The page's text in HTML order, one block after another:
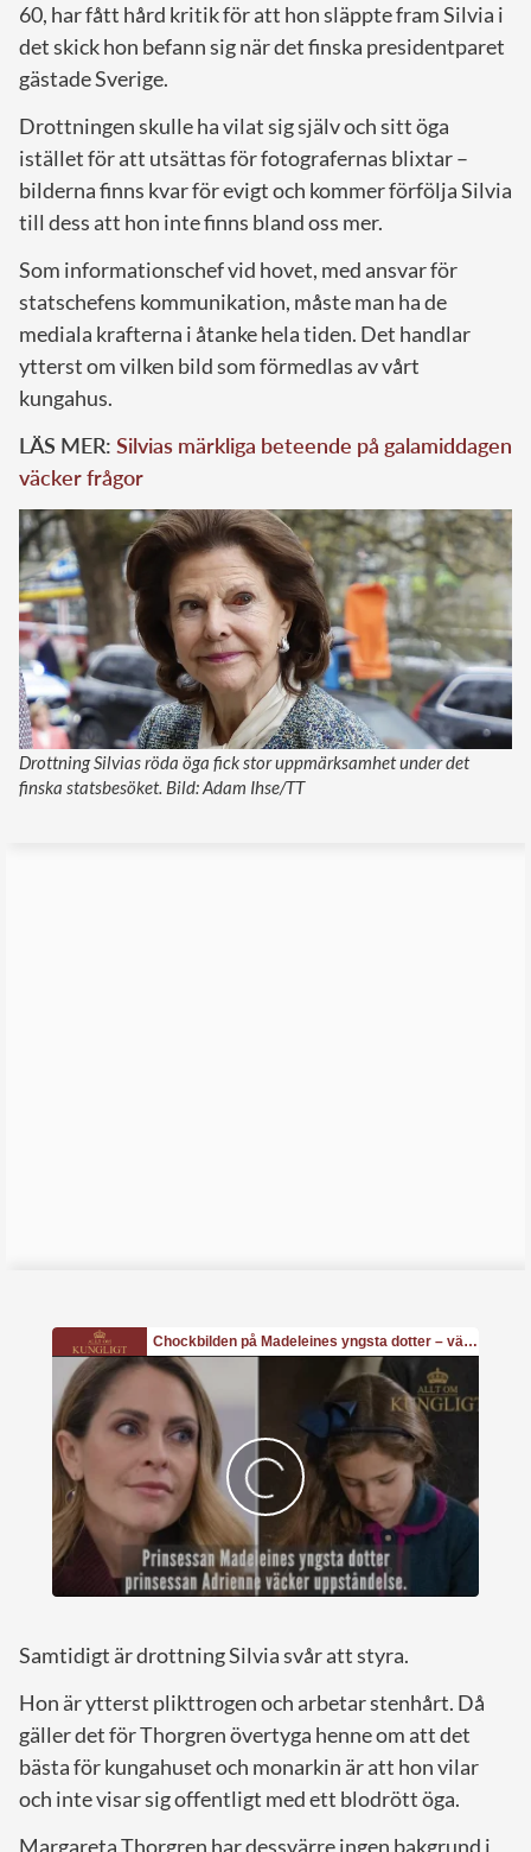
60, har fått hård kritik för att hon släppte fram Silvia i
det skick hon befann sig när det finska presidentparet
gästade Sverige.
Drottningen skulle ha vilat sig själv och sitt öga
istället för att utsättas för fotografernas blixtar –
bilderna finns kvar för evigt och kommer förfölja Silvia
till dess att hon inte finns bland oss mer.
Som informationschef vid hovet, med ansvar för
statschefens kommunikation, måste man ha de
mediala krafterna i åtanke hela tiden. Det handlar
ytterst om vilken bild som förmedlas av vårt
kungahus.
LÄS MER: Silvias märkliga beteende på galamiddagen
väcker frågor
Drottning Silvias röda öga fick stor uppmärksamhet under det
finska statsbesöket. Bild: Adam Ihse/TT
Samtidigt är drottning Silvia svår att styra.
Hon är ytterst plikttrogen och arbetar stenhårt. Då
gäller det för Thorgren övertyga henne om att det
bästa för kungahuset och monarkin är att hon vilar
och inte visar sig offentligt med ett blodrött öga.
Margareta Thorgren har dessvärre ingen bakgrund i